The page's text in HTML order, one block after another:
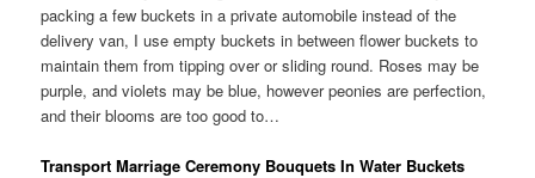
packing a few buckets in a private automobile instead of the
delivery van, I use empty buckets in between flower buckets to
maintain them from tipping over or sliding round. Roses may be
purple, and violets may be blue, however peonies are perfection,
and their blooms are too good to…
Transport Marriage Ceremony Bouquets In Water Buckets